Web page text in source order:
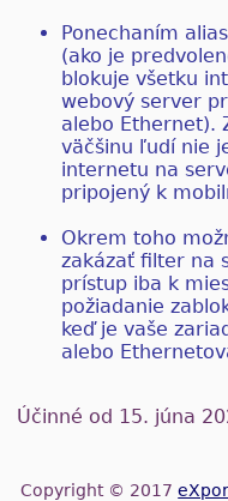
Ponechaním
(ako je
blokuje všetku
webový server
alebo Ethernet).
väčšinu ľudí nie
internetu na
pripojený k
Okrem toho
zakázať filter na
prístup iba k
požiadanie
keď je vaše
alebo
Účinné od 15. júna
Copyright © 2017